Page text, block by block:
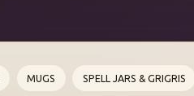
MUGS SPELL JARS & GRIGRIS